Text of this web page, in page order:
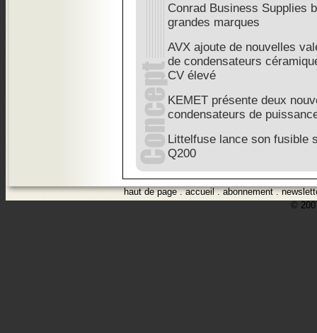
Conrad Business Supplies
grandes marques
AVX ajoute de nouvelles
de condensateurs
CV élevé
KEMET présente deux
condensateurs de
Littelfuse lance son fusible
Q200
haut de page.accueil.abonnement.
©